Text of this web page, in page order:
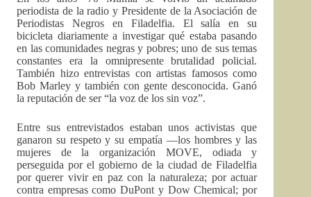
periodista de la radio y Presidente de la Asociación de
Periodistas Negros en Filadelfia. El salía en su
bicicleta diariamente a investigar qué estaba pasando
en las comunidades negras y pobres; uno de sus temas
constantes era la omnipresente brutalidad policial.
También hizo entrevistas con artistas famosos como
Bob Marley y también con gente desconocida. Ganó
la reputación de ser “la voz de los sin voz”.
Entre sus entrevistados estaban unos activistas que
ganaron su respeto y su empatía ––los hombres y las
mujeres de la organización MOVE, odiada y
perseguida por el gobierno de la ciudad de Filadelfia
por querer vivir en paz con la naturaleza; por actuar
contra empresas como DuPont y Dow Chemical; por